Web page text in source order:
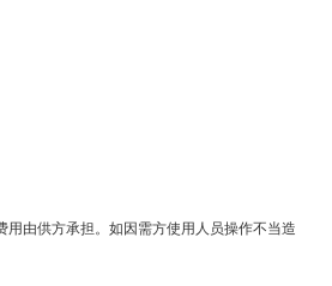
由供方承担。如因需方使用人员操作不当造